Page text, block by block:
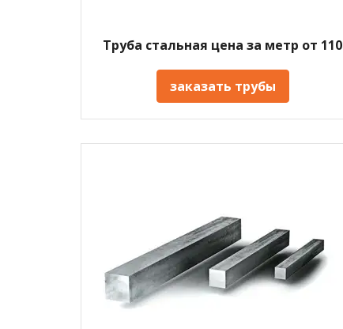
Труба стальная цена за метр от 110
заказать трубы